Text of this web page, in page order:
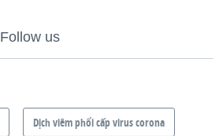
Follow us
Dịch viêm phổi cấp virus corona